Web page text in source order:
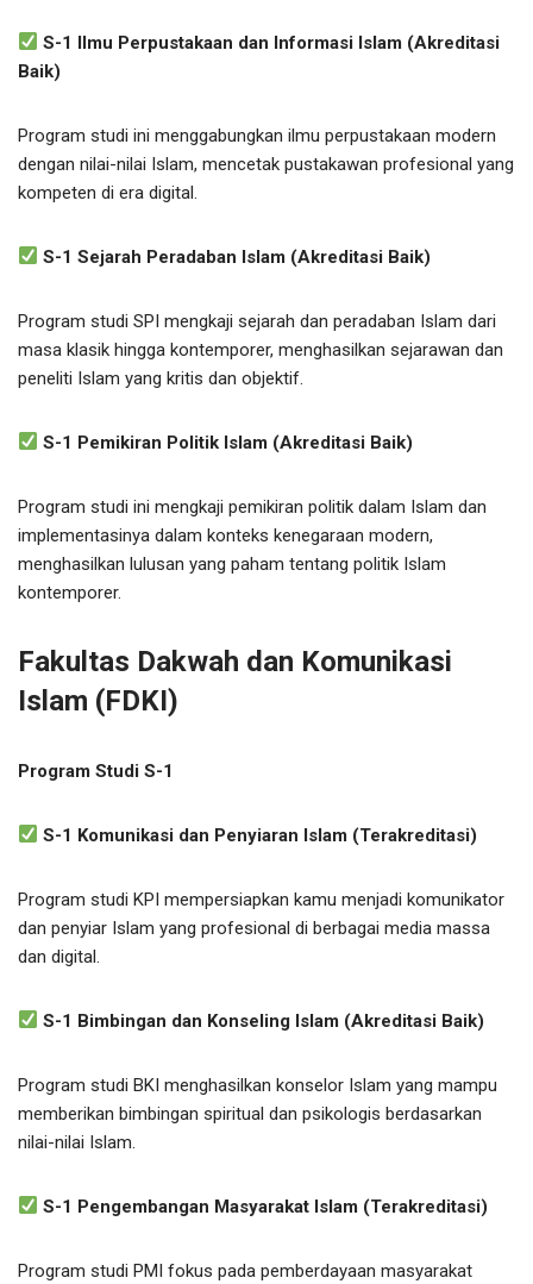
S-1 Ilmu Perpustakaan dan Informasi Islam (Akreditasi
Baik)
Program studi ini menggabungkan ilmu perpustakaan modern
dengan nilai-nilai Islam, mencetak pustakawan profesional yang
kompeten di era digital.
S-1 Sejarah Peradaban Islam (Akreditasi Baik)
Program studi SPI mengkaji sejarah dan peradaban Islam dari
masa klasik hingga kontemporer, menghasilkan sejarawan dan
peneliti Islam yang kritis dan objektif.
S-1 Pemikiran Politik Islam (Akreditasi Baik)
Program studi ini mengkaji pemikiran politik dalam Islam dan
implementasinya dalam konteks kenegaraan modern,
menghasilkan lulusan yang paham tentang politik Islam
kontemporer.
Fakultas Dakwah dan Komunikasi
Islam (FDKI)
Program Studi S-1
S-1 Komunikasi dan Penyiaran Islam (Terakreditasi)
Program studi KPI mempersiapkan kamu menjadi komunikator
dan penyiar Islam yang profesional di berbagai media massa
dan digital.
S-1 Bimbingan dan Konseling Islam (Akreditasi Baik)
Program studi BKI menghasilkan konselor Islam yang mampu
memberikan bimbingan spiritual dan psikologis berdasarkan
nilai-nilai Islam.
S-1 Pengembangan Masyarakat Islam (Terakreditasi)
Program studi PMI fokus pada pemberdayaan masyarakat